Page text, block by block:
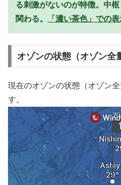
る刺激がないのが特徴。中
関わる。
「濃い茶色」での表
オゾンの状態（オゾン全
現在のオゾンの状態（オゾン
す。